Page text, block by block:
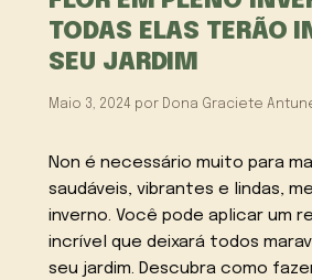
TODAS ELAS TERÃO
SEU JARDIM
Maio 3, 2024 por Dona Graciete
Non é necessário muito para
saudáveis, vibrantes e lindas,
inverno. Você pode aplicar um
incrível que deixará todos
seu jardim. Descubra como